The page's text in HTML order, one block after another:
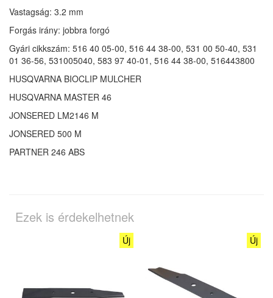
Vastagság: 3.2 mm
Forgás irány: jobbra forgó
Gyári cikkszám: 516 40 05-00, 516 44 38-00, 531 00 50-40, 531
01 36-56, 531005040, 583 97 40-01, 516 44 38-00, 516443800
HUSQVARNA BIOCLIP MULCHER
HUSQVARNA MASTER 46
JONSERED LM2146 M
JONSERED 500 M
PARTNER 246 ABS
Ezek is érdekelhetnek
Új Új